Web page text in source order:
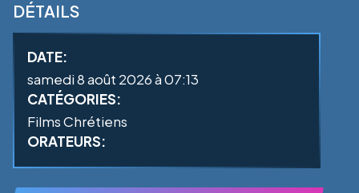
DÉTAILS
DATE:
samedi 8 août 2026 à 07:13
CATÉGORIES:
Films Chrétiens
ORATEURS: